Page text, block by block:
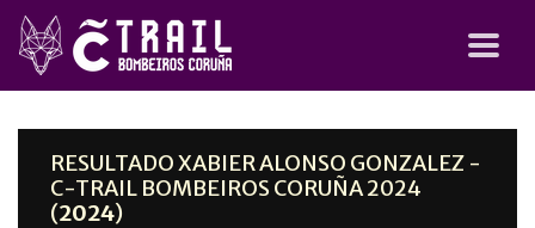
RESULTADO XABIER ALONSO GONZALEZ -
C-TRAIL BOMBEIROS CORUÑA 2024
(2024)